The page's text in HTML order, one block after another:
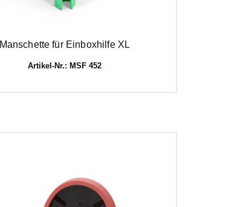
Manschette für Einboxhilfe XL
Artikel-Nr.: MSF 452